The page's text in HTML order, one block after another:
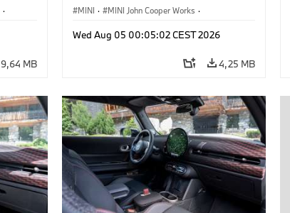
·
9,64 MB
MINI · MINI John Cooper Works ·
Wed Aug 05 00:05:02 CEST 2026
4,25 MB